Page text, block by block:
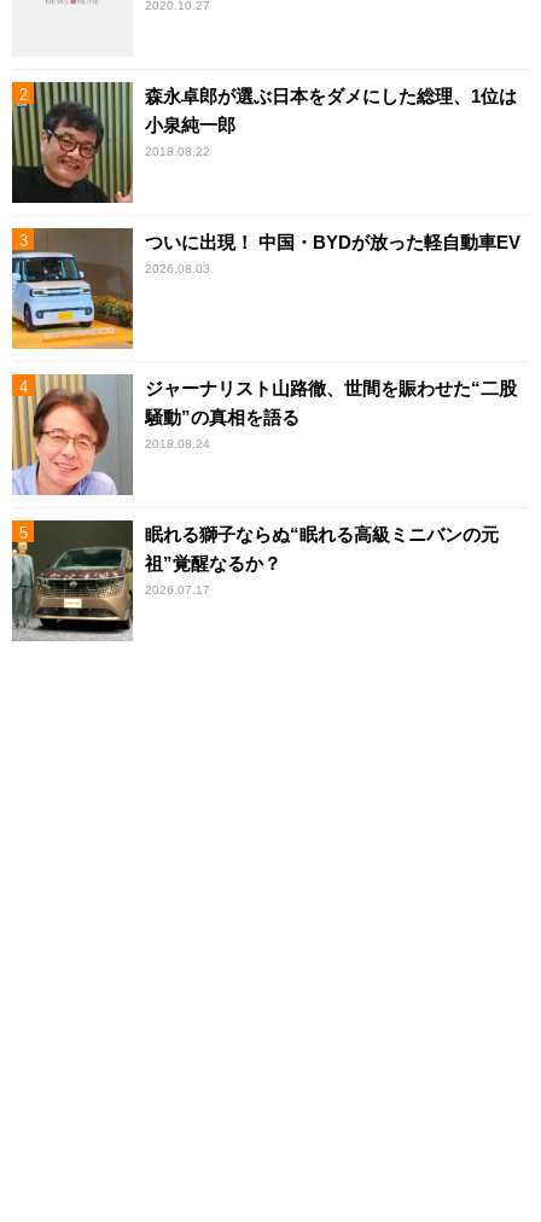
2020.10.27
森永卓郎が選ぶ日本をダメにした総理、1位は
小泉純一郎
2018.08.22
ついに出現！ 中国・BYDが放った軽自動車EV
2026.08.03
ジャーナリスト山路徹、世間を賑わせた“二股
騒動”の真相を語る
2018.08.24
眠れる獅子ならぬ“眠れる高級ミニバンの元
祖”覚醒なるか？
2026.07.17